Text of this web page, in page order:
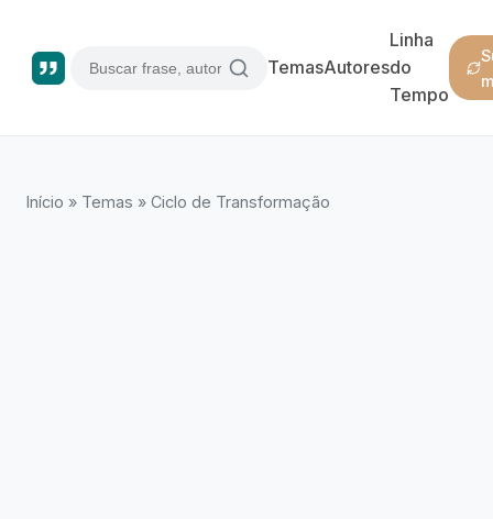
TemasAutores
Linha
do
Tempo
Início » Temas » Ciclo de Transformação